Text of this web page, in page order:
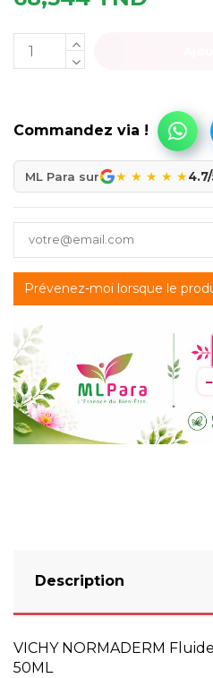
ML Para sur ★ ★ ★ ★ ★
Description
VICHY NORMADERM
50ML